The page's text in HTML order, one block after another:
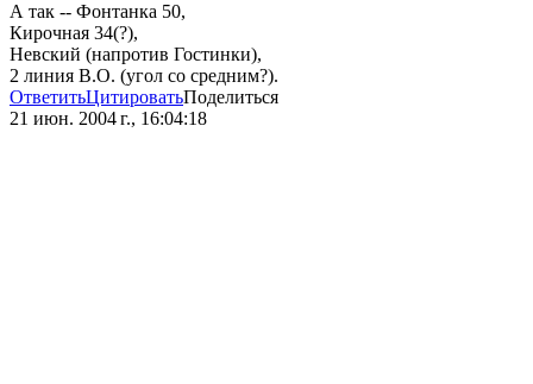
А так -- Фонтанка 50,
Кирочная 34(?),
Невский (напротив Гостинки),
2 линия В.О. (угол со средним?).
ОтветитьЦитироватьПоделиться
21 июн. 2004 г., 16:04:18